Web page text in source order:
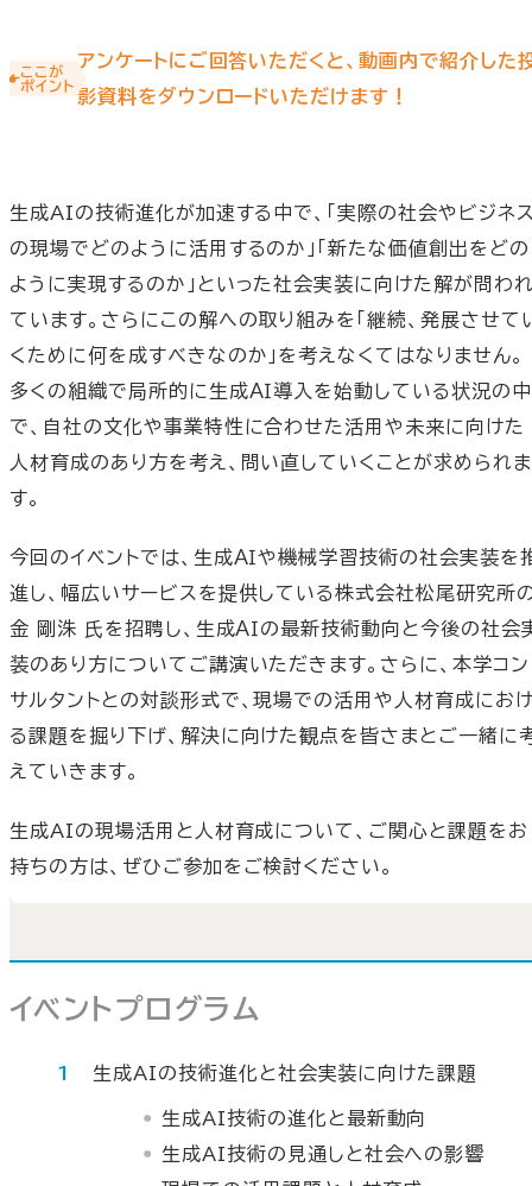
ここが
ポイント
アンケートにご回答いただくと、動画内で紹介した
影資料をダウンロードいただけます！
生成AIの技術進化が加速する中で、「実際の社会やビジネ
の現場でどのように活用するのか」「新たな価値創出をどの
ように実現するのか」といった社会実装に向けた解が問わ
ています。さらにこの解への取り組みを「継続、発展させて
くために何を成すべきなのか」を考えなくてはなりません。
多くの組織で局所的に生成ＡＩ導入を始動している状況の中
で、自社の文化や事業特性に合わせた活用や未来に向けた
人材育成のあり方を考え、問い直していくことが求められま
す。
今回のイベントでは、生成ＡＩや機械学習技術の社会実装を
進し、幅広いサービスを提供している株式会社松尾研究所
金 剛洙 氏を招聘し、生成ＡＩの最新技術動向と今後の社会
装のあり方についてご講演いただきます。さらに、本学コン
サルタントとの対談形式で、現場での活用や人材育成にお
る課題を掘り下げ、解決に向けた観点を皆さまとご一緒に
えていきます。
生成AIの現場活用と人材育成について、ご関心と課題をお
持ちの方は、ぜひご参加をご検討ください。
イベントプログラム
生成AIの技術進化と社会実装に向けた課題
生成AI技術の進化と最新動向
生成AI技術の見通しと社会への影響